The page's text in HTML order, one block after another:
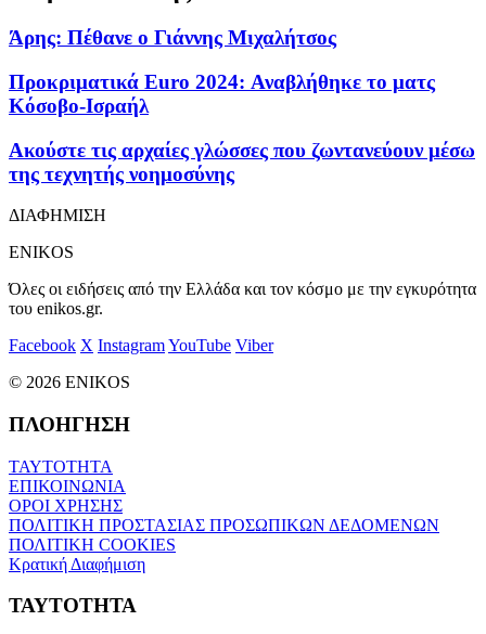
Άρης: Πέθανε ο Γιάννης Μιχαλήτσος
Προκριματικά Euro 2024: Αναβλήθηκε το ματς
Κόσοβο-Ισραήλ
Ακούστε τις αρχαίες γλώσσες που ζωντανεύουν μέσω
της τεχνητής νοημοσύνης
ΔΙΑΦΗΜΙΣΗ
ENIKOS
Όλες οι ειδήσεις από την Ελλάδα και τον κόσμο με την εγκυρότητα
του enikos.gr.
Facebook X InstagramYouTube Viber
© 2026 ENIKOS
ΠΛΟΗΓΗΣΗ
ΤΑΥΤΟΤΗΤΑ
ΕΠΙΚΟΙΝΩΝΙΑ
ΟΡΟΙ ΧΡΗΣΗΣ
ΠΟΛΙΤΙΚΗ ΠΡΟΣΤΑΣΙΑΣ ΠΡΟΣΩΠΙΚΩΝ ΔΕΔΟΜΕΝΩΝ
ΠΟΛΙΤΙΚΗ COOKIES
Κρατική Διαφήμιση
ΤΑΥΤΟΤΗΤΑ